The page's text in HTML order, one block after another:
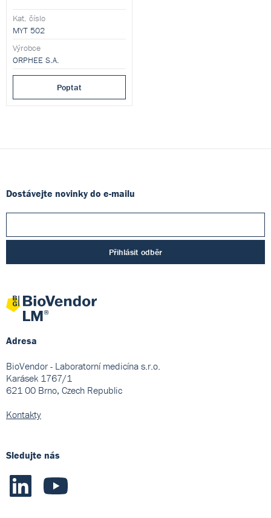
Mythic 22.
Kat. číslo
MYT 502
Výrobce
ORPHEE S.A.
Poptat
Dostávejte novinky do e-mailu
Přihlásit odběr
Adresa
BioVendor - Laboratorní medicína s.r.o.
Karásek 1767/1
621 00 Brno, Czech Republic
Kontakty
Sledujte nás